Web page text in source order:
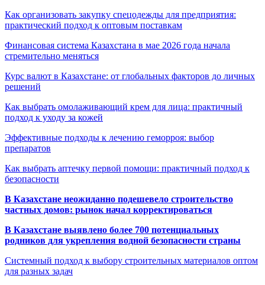
Как организовать закупку спецодежды для предприятия:
практический подход к оптовым поставкам
Финансовая система Казахстана в мае 2026 года начала
стремительно меняться
Курс валют в Казахстане: от глобальных факторов до личных
решений
Как выбрать омолаживающий крем для лица: практичный
подход к уходу за кожей
Эффективные подходы к лечению геморроя: выбор
препаратов
Как выбрать аптечку первой помощи: практичный подход к
безопасности
В Казахстане неожиданно подешевело строительство
частных домов: рынок начал корректироваться
В Казахстане выявлено более 700 потенциальных
родников для укрепления водной безопасности страны
Системный подход к выбору строительных материалов оптом
для разных задач